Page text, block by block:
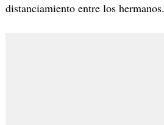
distanciamiento entre los hermanos.